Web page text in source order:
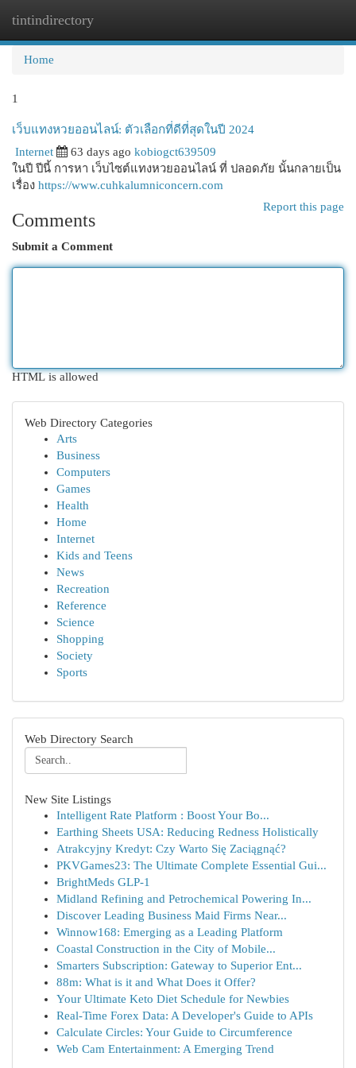
tintindirectory
Home
1
เว็บแทงหวยออนไลน์: ตัวเลือกที่ดีที่สุดในปี 2024
Internet 63 days ago kobiogct639509
ในปี ปีนี้ การหา เว็บไซต์แทงหวยออนไลน์ ที่ ปลอดภัย นั้นกลายเป็น
เรื่อง https://www.cuhkalumniconcern.com
Report this page
Comments
Submit a Comment
HTML is allowed
Web Directory Categories
Arts
Business
Computers
Games
Health
Home
Internet
Kids and Teens
News
Recreation
Reference
Science
Shopping
Society
Sports
Web Directory Search
New Site Listings
Intelligent Rate Platform : Boost Your Bo...
Earthing Sheets USA: Reducing Redness Holistically
Atrakcyjny Kredyt: Czy Warto Się Zaciągnąć?
PKVGames23: The Ultimate Complete Essential Gui...
BrightMeds GLP-1
Midland Refining and Petrochemical Powering In...
Discover Leading Business Maid Firms Near...
Winnow168: Emerging as a Leading Platform
Coastal Construction in the City of Mobile...
Smarters Subscription: Gateway to Superior Ent...
88m: What is it and What Does it Offer?
Your Ultimate Keto Diet Schedule for Newbies
Real-Time Forex Data: A Developer's Guide to APIs
Calculate Circles: Your Guide to Circumference
Web Cam Entertainment: A Emerging Trend